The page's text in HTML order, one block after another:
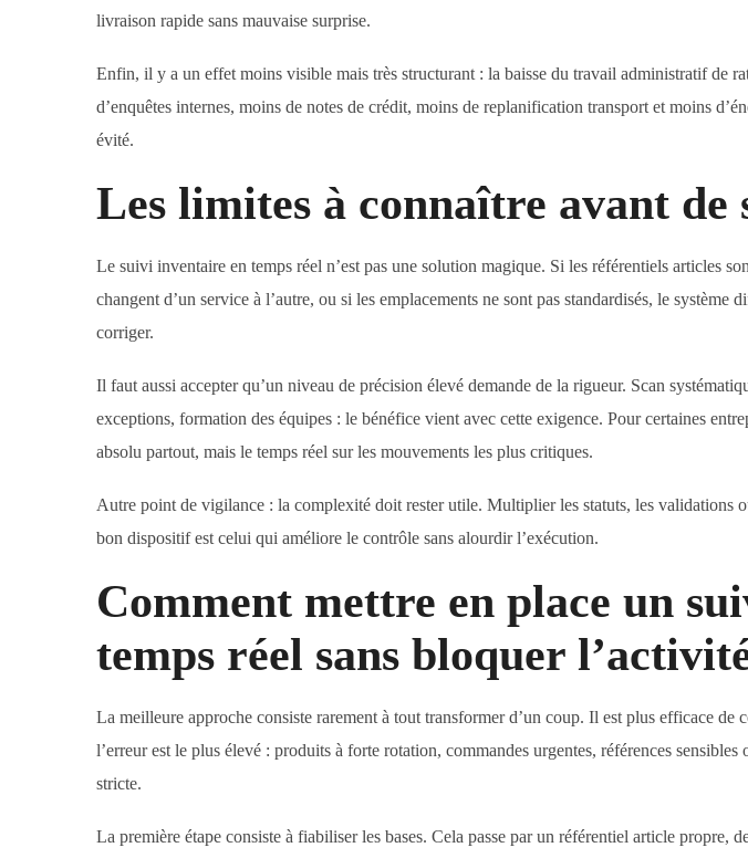
livraison rapide sans mauvaise surprise.
Enfin, il y a un effet moins visible mais très structurant : la baisse du travail administratif de
d’enquêtes internes, moins de notes de crédit, moins de replanification transport et moins
évité.
Les limites à connaître avant de
Le suivi inventaire en temps réel n’est pas une solution magique. Si les référentiels articles
changent d’un service à l’autre, ou si les emplacements ne sont pas standardisés, le système
corriger.
Il faut aussi accepter qu’un niveau de précision élevé demande de la rigueur. Scan
exceptions, formation des équipes : le bénéfice vient avec cette exigence. Pour certaines
absolu partout, mais le temps réel sur les mouvements les plus critiques.
Autre point de vigilance : la complexité doit rester utile. Multiplier les statuts, les validations
bon dispositif est celui qui améliore le contrôle sans alourdir l’exécution.
Comment mettre en place un
temps réel sans bloquer
La meilleure approche consiste rarement à tout transformer d’un coup. Il est plus efficace de
l’erreur est le plus élevé : produits à forte rotation, commandes urgentes, références
stricte.
La première étape consiste à fiabiliser les bases. Cela passe par un référentiel article propre,